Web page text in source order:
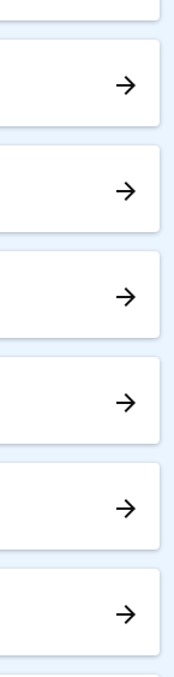
arrow_forward
arrow_forward
arrow_forward
arrow_forward
arrow_forward
arrow_forward